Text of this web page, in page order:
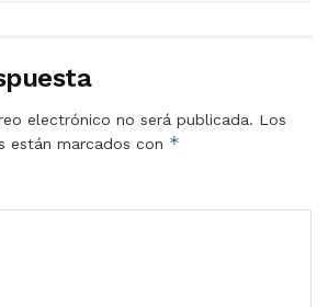
electrónico no será publicada. Los
están marcados con *